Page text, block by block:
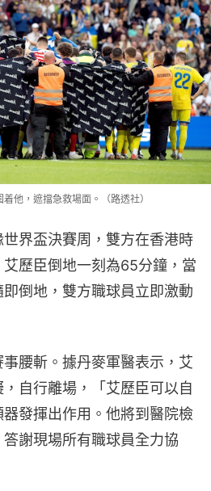
他，遮擋急救場面。（路透社）
界盃決賽周，雙方在香港時
歷臣倒地一刻為65分鐘，當
倒地，雙方職球員立即激動
腰斬。據丹麥軍醫表示，艾
自行離場，「艾歷臣可以自
發揮出作用。他將到醫院檢
謝現場所有職球員全力協